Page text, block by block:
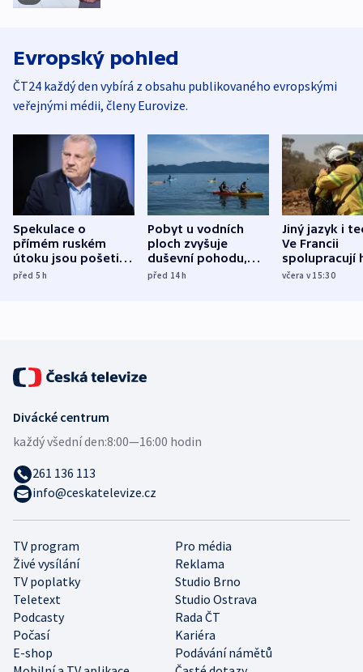
Evropský pohled
ČT24 každý den vybírá z obsahu publikovaného evropskými
veřejnými médii, členy Eurovize.
Spekulace o
přímém ruském
útoku jsou pošetilé,
míní estonský
před 5h
Pobyt u vodních
ploch zvyšuje
duševní pohodu,
ukázala
před 14h
Jiný jazyk i
Ve Francii
spolupracují
různých zemí
včera v 15:30
TV program
Pro média
Živé vysílání
Reklama
TV poplatky
Studio Brno
Teletext
Studio Ostrava
Podcasty
Rada ČT
Počasí
Kariéra
E-shop
Podávání námětů
Divácké centrum
každý všední den:8:00—16:00 hodin
261 136 113
info@ceskatelevize.cz